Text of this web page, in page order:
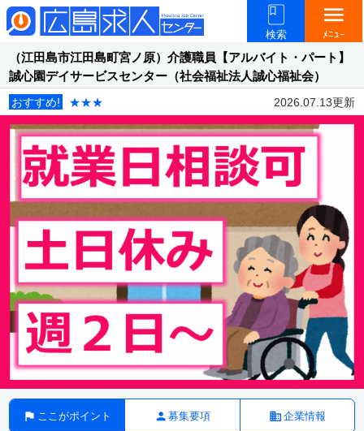
検索
menu
ﾒﾆｭｰ
（江田島市江田島町宮ノ原）介護職員【アルバイト・パート】
誠心園デイサービスセンター（社会福祉法人誠心福祉会）
おすすめ! ★★★ 2026.07.13更新
ここがポイント 募集要項 企業情報